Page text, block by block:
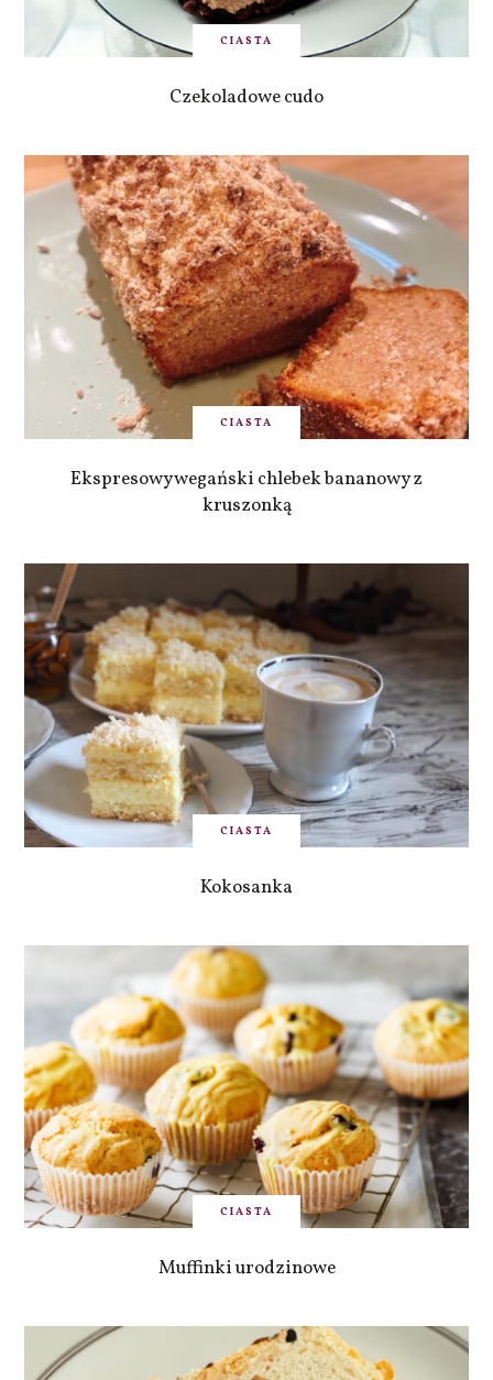
CIASTA
Czekoladowe cudo
CIASTA
Ekspresowy wegański chlebek bananowy z
kruszonką
CIASTA
Kokosanka
CIASTA
Muffinki urodzinowe